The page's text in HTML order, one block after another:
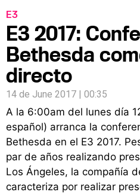
E3
E3 2017:
Bethesda
directo
14 de June 2017 | 00:35
A la 6:00am del lunes día
español) arranca la
Bethesda en el E3 2017.
par de años realizando
Los Ángeles, la compañía
caracteriza por realizar